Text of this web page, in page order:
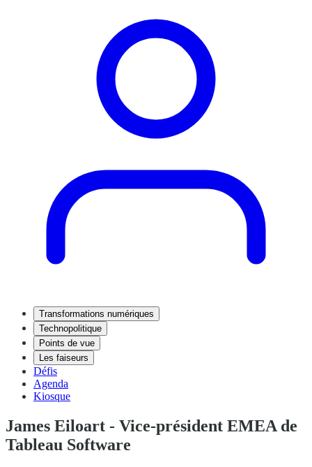
Transformations numériques
Technopolitique
Points de vue
Les faiseurs
Défis
Agenda
Kiosque
James Eiloart - Vice-président EMEA de
Tableau Software